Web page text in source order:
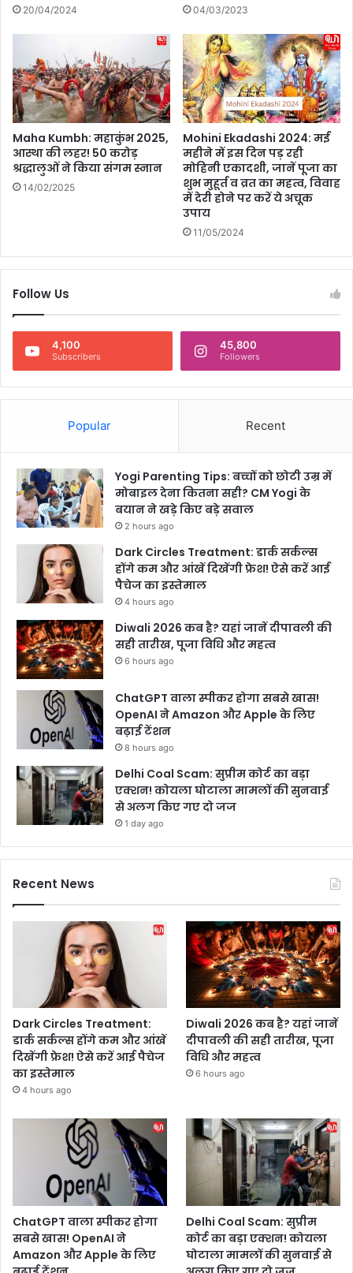
क्या
श
वि
स
र्ज
न
का
क
ने
20/04/2024 04/03/2023
Maha Kumbh: महाकुंभ 2025,
आस्था की लहर! 50 करोड़
श्रद्धालुओं ने किया संगम स्नान
14/02/2025
Mohini Ekadashi 2024: मई
महीने में इस दिन पड़ रही
मोहिनी एकादशी, जानें पूजा का
शुभ मुहूर्त व व्रत का महत्व, विवाह
में देरी होने पर करें ये अचूक
उपाय
11/05/2024
Follow Us
4,100
Subscribers
45,800
Followers
Popular Recent
Yogi Parenting Tips: बच्चों को छोटी उम्र में
मोबाइल देना कितना सही? CM Yogi के
बयान ने खड़े किए बड़े सवाल
2 hours ago
Dark Circles Treatment: डार्क सर्कल्स
होंगे कम और आंखें दिखेंगी फ्रेश! ऐसे करें आई
पैचेज का इस्तेमाल
4 hours ago
Diwali 2026 कब है? यहां जानें दीपावली की
सही तारीख, पूजा विधि और महत्व
6 hours ago
ChatGPT वाला स्पीकर होगा सबसे खास!
OpenAI ने Amazon और Apple के लिए
बढ़ाई टेंशन
8 hours ago
Delhi Coal Scam: सुप्रीम कोर्ट का बड़ा
एक्शन! कोयला घोटाला मामलों की सुनवाई
से अलग किए गए दो जज
1 day ago
Recent News
Dark Circles Treatment:
डार्क सर्कल्स होंगे कम और आंखें
दिखेंगी फ्रेश! ऐसे करें आई पैचेज
का इस्तेमाल
4 hours ago
Diwali 2026 कब है? यहां जानें
दीपावली की सही तारीख, पूजा
विधि और महत्व
6 hours ago
ChatGPT वाला स्पीकर होगा
सबसे खास! OpenAI ने
Amazon और Apple के लिए
Delhi Coal Scam: सुप्रीम
कोर्ट का बड़ा एक्शन! कोयला
घोटाला मामलों की सुनवाई से